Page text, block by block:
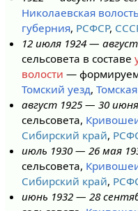
Николаевская
губерния, РСФСР,
12 июля 1924 —
сельсовета в составе
волости —
Томский уезд,
август 1925 — 30
сельсовета,
Сибирский край,
июль 1930 — 26 мая
сельсовета,
Сибирский край,
июнь 1932 — 28